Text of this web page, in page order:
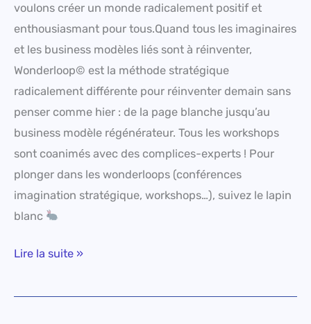
voulons créer un monde radicalement positif et
enthousiasmant pour tous.Quand tous les imaginaires
et les business modèles liés sont à réinventer,
Wonderloop© est la méthode stratégique
radicalement différente pour réinventer demain sans
penser comme hier : de la page blanche jusqu’au
business modèle régénérateur. Tous les workshops
sont coanimés avec des complices-experts ! Pour
plonger dans les wonderloops (conférences
imagination stratégique, workshops…), suivez le lapin
blanc
Lire la suite »